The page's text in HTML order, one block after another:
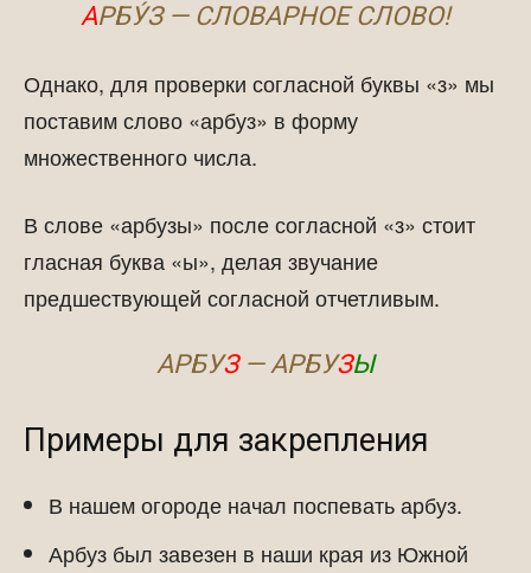
АРБУ́З — СЛОВАРНОЕ СЛОВО!
Однако, для проверки согласной буквы «з» мы
поставим слово «арбуз» в форму
множественного числа.
В слове «арбузы» после согласной «з» стоит
гласная буква «ы», делая звучание
предшествующей согласной отчетливым.
АРБУЗ— АРБУЗЫ
Примеры для закрепления
В нашем огороде начал поспевать арбуз.
Арбуз был завезен в наши края из Южной